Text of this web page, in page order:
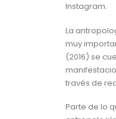
Instagram.
La
muy
(2016) se
través de
Parte de lo